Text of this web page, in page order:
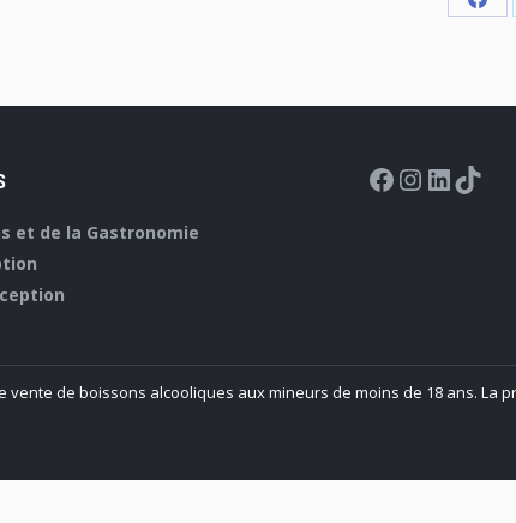
et de la Gastronomie
Facebook
Instagram
LinkedIn
vente de boissons alcooliques aux mineurs de moins de 18 ans. La